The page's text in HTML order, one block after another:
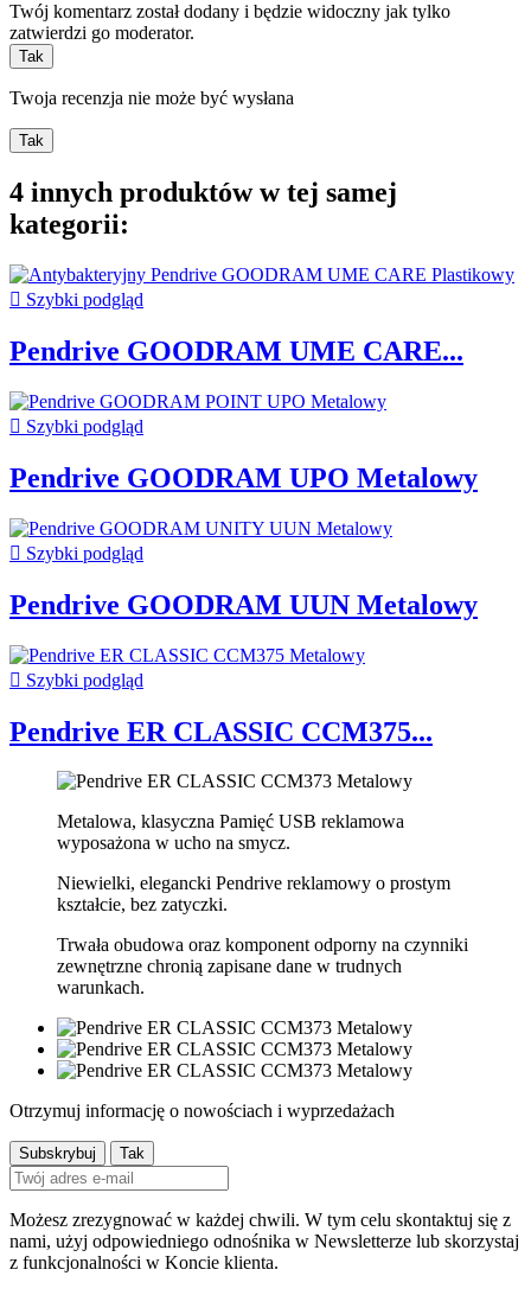
Twój komentarz został dodany i będzie widoczny jak tylko
zatwierdzi go moderator.
Tak
Twoja recenzja nie może być wysłana
Tak
4 innych produktów w tej samej
kategorii:
 Szybki podgląd
Pendrive GOODRAM UME CARE...
 Szybki podgląd
Pendrive GOODRAM UPO Metalowy
 Szybki podgląd
Pendrive GOODRAM UUN Metalowy
 Szybki podgląd
Pendrive ER CLASSIC CCM375...
Metalowa, klasyczna Pamięć USB reklamowa
wyposażona w ucho na smycz.
Niewielki, elegancki Pendrive reklamowy o prostym
kształcie, bez zatyczki.
Trwała obudowa oraz komponent odporny na czynniki
zewnętrzne chronią zapisane dane w trudnych
warunkach.
Otrzymuj informację o nowościach i wyprzedażach
Możesz zrezygnować w każdej chwili. W tym celu skontaktuj się z
nami, użyj odpowiedniego odnośnika w Newsletterze lub skorzystaj
z funkcjonalności w Koncie klienta.